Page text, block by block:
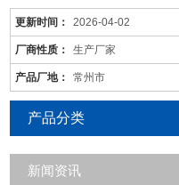
型废气处理公司；
从事于：各类工业废气、废水
温等工程的设计、制作、安装
由于市场价格浮动影响，以上
襄樊/橡胶车间废气处理/现货
更新时间： 2026-04-02
厂商性质： 生产厂家
产品厂地： 常州市
产品分类
新闻资讯